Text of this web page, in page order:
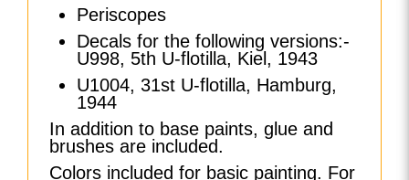
Periscopes
Decals for the following versions:-
U998, 5th U-flotilla, Kiel, 1943
U1004, 31st U-flotilla, Hamburg,
1944
In addition to base paints, glue and
brushes are included.
Colors included for basic painting. For